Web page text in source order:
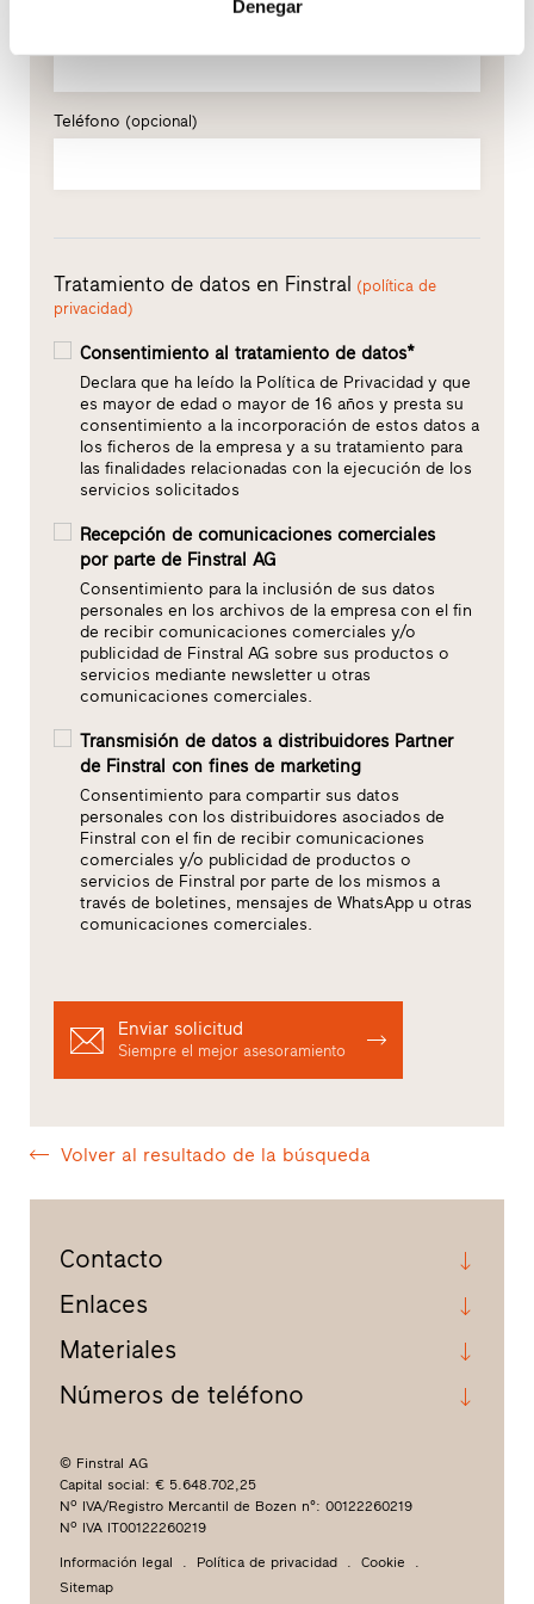
Denegar
Teléfono (opcional)
Tratamiento de datos en Finstral (política de
privacidad)
Consentimiento al tratamiento de datos*
Declara que ha leído la Política de Privacidad y que
es mayor de edad o mayor de 16 años y presta su
consentimiento a la incorporación de estos datos a
los ficheros de la empresa y a su tratamiento para
las finalidades relacionadas con la ejecución de los
servicios solicitados
Recepción de comunicaciones comerciales
por parte de Finstral AG
Consentimiento para la inclusión de sus datos
personales en los archivos de la empresa con el fin
de recibir comunicaciones comerciales y/o
publicidad de Finstral AG sobre sus productos o
servicios mediante newsletter u otras
comunicaciones comerciales.
Transmisión de datos a distribuidores Partner
de Finstral con fines de marketing
Consentimiento para compartir sus datos
personales con los distribuidores asociados de
Finstral con el fin de recibir comunicaciones
comerciales y/o publicidad de productos o
servicios de Finstral por parte de los mismos a
través de boletines, mensajes de WhatsApp u otras
comunicaciones comerciales.
Enviar solicitud
Siempre el mejor asesoramiento
Volver al resultado de la búsqueda
Contacto
Enlaces
Materiales
Números de teléfono
© Finstral AG
Capital social: € 5.648.702,25
Nº IVA/Registro Mercantil de Bozen n°: 00122260219
Nº IVA IT00122260219
Información legal Política de privacidad
Cookie
Sitemap